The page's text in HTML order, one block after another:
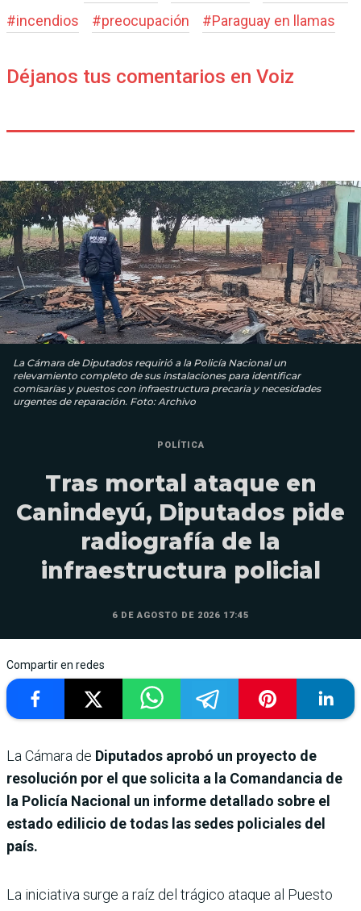
#incendios #preocupación #Paraguay en llamas
Déjanos tus comentarios en Voiz
La Cámara de Diputados requirió a la Policía Nacional un
relevamiento completo de sus instalaciones para identificar
comisarías y puestos con infraestructura precaria y necesidades
urgentes de reparación. Foto: Archivo
POLÍTICA
Tras mortal ataque en
Canindeyú, Diputados pide
radiografía de la
infraestructura policial
6 DE AGOSTO DE 2026 17:45
Compartir en redes
La Cámara de Diputados aprobó un proyecto de
resolución por el que solicita a la Comandancia de
la Policía Nacional un informe detallado sobre el
estado edilicio de todas las sedes policiales del
país.
La iniciativa surge a raíz del trágico ataque al Puesto